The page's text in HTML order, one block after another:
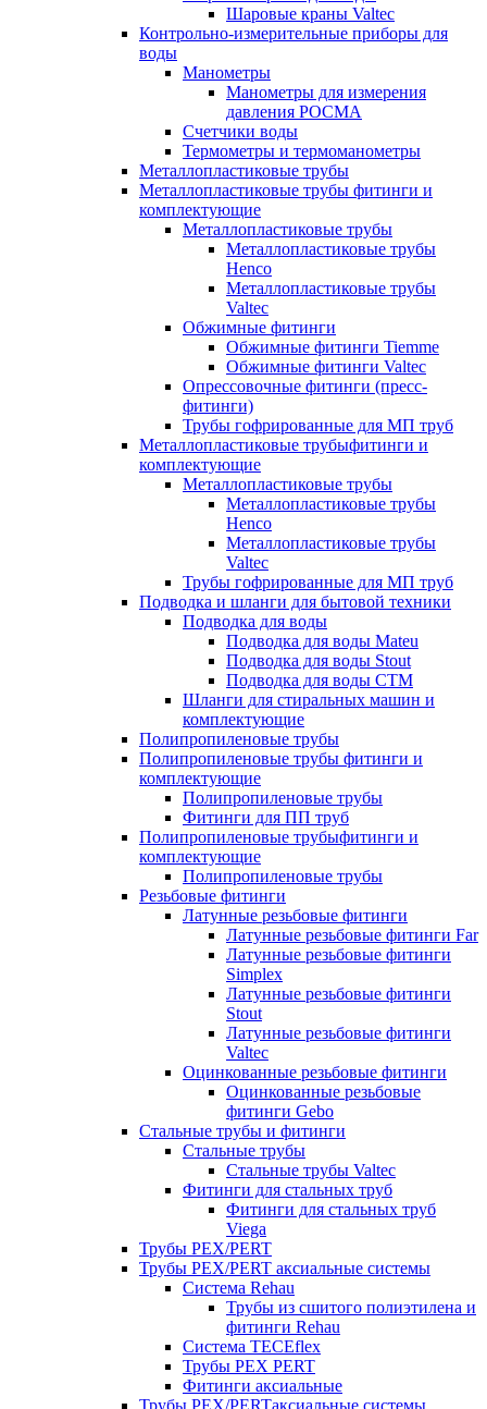
Шаровые краны Valtec
Контрольно-измерительные приборы для
воды
Манометры
Манометры для измерения
давления РОСМА
Счетчики воды
Термометры и термоманометры
Металлопластиковые трубы
Металлопластиковые трубы фитинги и
комплектующие
Металлопластиковые трубы
Металлопластиковые трубы
Henco
Металлопластиковые трубы
Valtec
Обжимные фитинги
Обжимные фитинги Tiemme
Обжимные фитинги Valtec
Опрессовочные фитинги (пресс-
фитинги)
Трубы гофрированные для МП труб
Металлопластиковые трубыфитинги и
комплектующие
Металлопластиковые трубы
Металлопластиковые трубы
Henco
Металлопластиковые трубы
Valtec
Трубы гофрированные для МП труб
Подводка и шланги для бытовой техники
Подводка для воды
Подводка для воды Mateu
Подводка для воды Stout
Подводка для воды СТМ
Шланги для стиральных машин и
комплектующие
Полипропиленовые трубы
Полипропиленовые трубы фитинги и
комплектующие
Полипропиленовые трубы
Фитинги для ПП труб
Полипропиленовые трубыфитинги и
комплектующие
Полипропиленовые трубы
Резьбовые фитинги
Латунные резьбовые фитинги
Латунные резьбовые фитинги Far
Латунные резьбовые фитинги
Simplex
Латунные резьбовые фитинги
Stout
Латунные резьбовые фитинги
Valtec
Оцинкованные резьбовые фитинги
Оцинкованные резьбовые
фитинги Gebo
Стальные трубы и фитинги
Стальные трубы
Стальные трубы Valtec
Фитинги для стальных труб
Фитинги для стальных труб
Viega
Трубы PEX/PERT
Трубы PEX/PERT аксиальные системы
Система Rehau
Трубы из сшитого полиэтилена и
фитинги Rehau
Система TECEflex
Трубы PEX PERT
Фитинги аксиальные